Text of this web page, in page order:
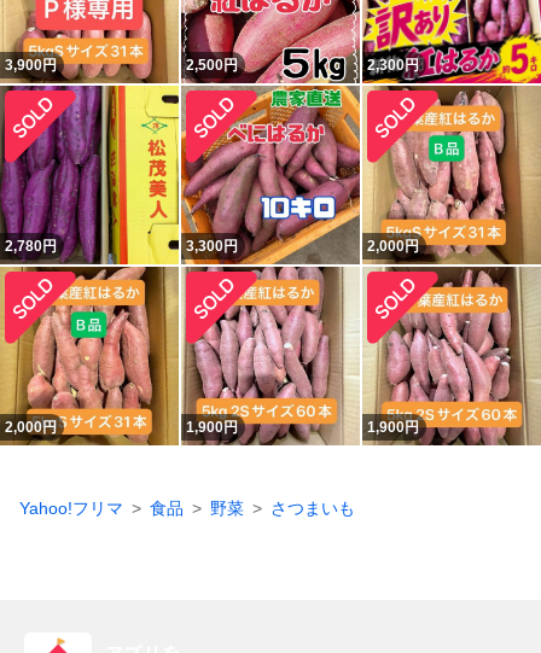
3,900円 2,500円 2,300円
2,780円 3,300円 2,000円
2,000円 1,900円 1,900円
Yahoo!フリマ 食品 野菜 さつまいも